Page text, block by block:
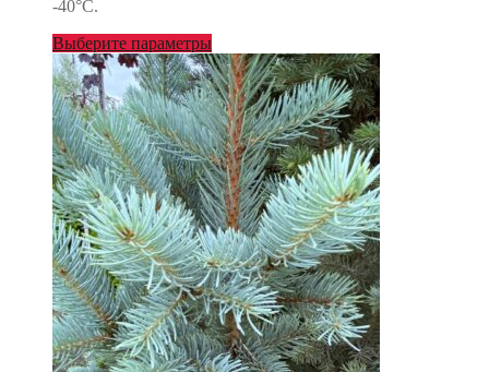
-40°С.
Выберите параметры